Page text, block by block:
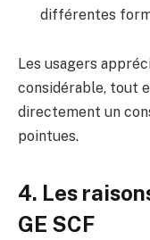
différentes
Les usagers
considérable, tout
directement un
pointues.
4. Les
GE SCF